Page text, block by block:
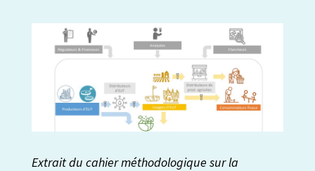
Extrait du cahier méthodologique sur la